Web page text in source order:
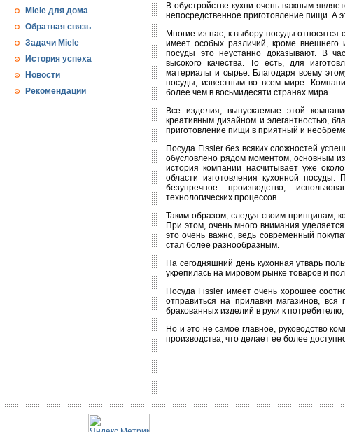
Miele для дома
Обратная связь
Задачи Miele
История успеха
Новости
Рекомендации
В обустройстве кухни очень важным
непосредственное приготовление пищи. А
Многие из нас, к выбору посуды относятся
имеет особых различий, кроме внешнего
посуды это неустанно доказывают. В
высокого качества. То есть, для
материалы и сырье. Благодаря всему
посуды, известным во всем мире.
более чем в восьмидесяти странах мира.
Все изделия, выпускаемые этой
креативным дизайном и элегантностью,
приготовление пищи в приятный и
Посуда Fissler без всяких сложностей
обусловлено рядом моментом, основным
история компании насчитывает уже
области изготовления кухонной
безупречное производство,
технологических процессов.
Таким образом, следуя своим принципам,
При этом, очень много внимания
это очень важно, ведь современный
стал более разнообразным.
На сегодняшний день кухонная утварь
укрепилась на мировом рынке товаров и
Посуда Fissler имеет очень хорошее
отправиться на прилавки магазинов, вся
бракованных изделий в руки к
Но и это не самое главное, руководство
производства, что делает ее более